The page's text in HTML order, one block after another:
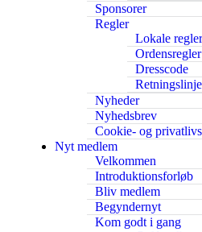
Sponsorer
Regler
Lokale regler
Ordensregler
Dresscode
Nyheder
Nyhedsbrev
Cookie- og
Nyt medlem
Velkommen
Introduktionsforløb
Bliv medlem
Begyndernyt
Kom godt i gang